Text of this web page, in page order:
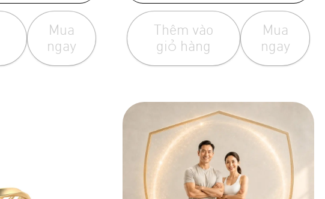
Mua
ngay
Thêm vào
giỏ hàng
Mua
ngay